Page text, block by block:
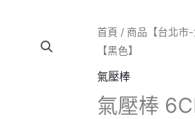
首頁 / 商品【台北市-
【黑色】
氣壓棒
氣壓棒